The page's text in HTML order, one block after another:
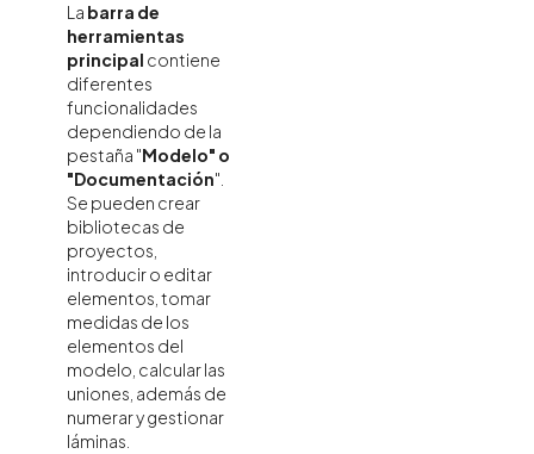
La barra de
herramientas
principal contiene
diferentes
funcionalidades
dependiendo de la
pestaña "Modelo" o
"Documentación".
Se pueden crear
bibliotecas de
proyectos,
introducir o editar
elementos, tomar
medidas de los
elementos del
modelo, calcular las
uniones, además de
numerar y gestionar
láminas.